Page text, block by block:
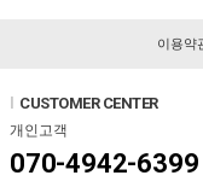
이용약
CUSTOMER CENTER
개인고객
070-4942-6399